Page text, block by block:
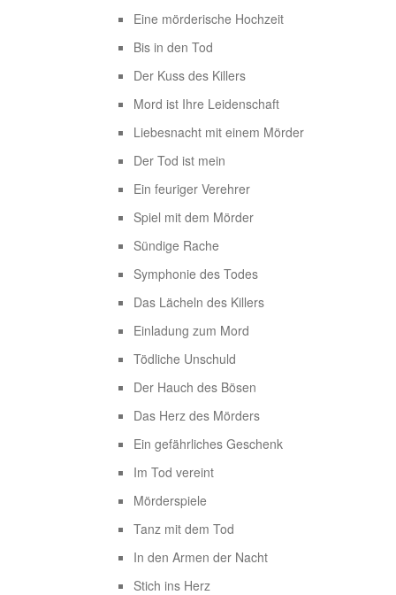
Eine mörderische Hochzeit
Bis in den Tod
Der Kuss des Killers
Mord ist Ihre Leidenschaft
Liebesnacht mit einem Mörder
Der Tod ist mein
Ein feuriger Verehrer
Spiel mit dem Mörder
Sündige Rache
Symphonie des Todes
Das Lächeln des Killers
Einladung zum Mord
Tödliche Unschuld
Der Hauch des Bösen
Das Herz des Mörders
Ein gefährliches Geschenk
Im Tod vereint
Mörderspiele
Tanz mit dem Tod
In den Armen der Nacht
Stich ins Herz